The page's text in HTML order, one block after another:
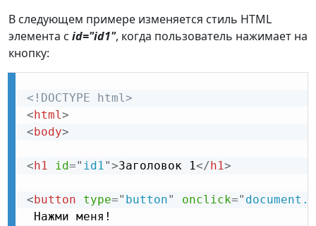
В следующем примере изменяется стиль HTML
элемента с id="id1", когда пользователь нажимает на
кнопку:
<!DOCTYPE html>
< html>
< body>
< h1 id=" id1">Заголовок 1</ h1>
< button type=" button" onclick="